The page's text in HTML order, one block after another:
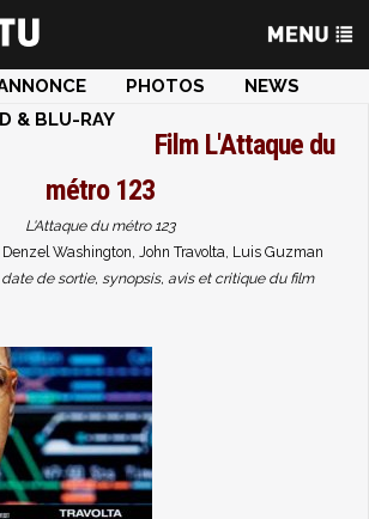
PHOTOS
NEWS
& BLU-RAY
Film L'Attaque du
métro 123
L'Attaque du métro 123
Denzel Washington, John Travolta, Luis Guzman
de sortie, synopsis, avis et critique du film